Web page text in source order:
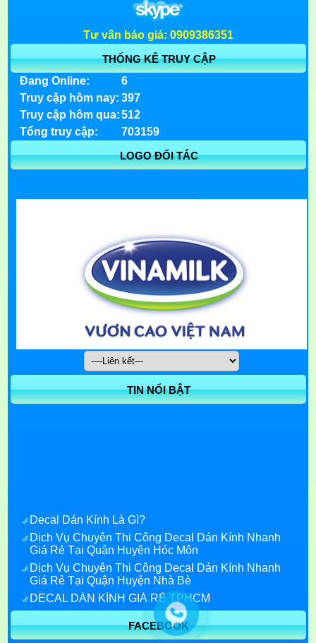
Tư vấn báo giá: 0909386351
THỐNG KÊ TRUY CẬP
Đang Online:
6
Truy cập hôm nay: 397
Truy cập hôm qua: 512
Tổng truy cập:
703159
LOGO ĐỐI TÁC
TIN NỔI BẬT
Decal Dán Kính Là Gì?
Dịch Vụ Chuyên Thi Công Decal Dán Kính Nhanh
Giá Rẻ Tại Quận Huyện Hóc Môn
Dịch Vụ Chuyên Thi Công Decal Dán Kính Nhanh
Giá Rẻ Tại Quận Huyện Nhà Bè
DECAL DÁN KÍNH GIÁ RẺ TPHCM
Decal Dán Kính Giá Rẻ quận 7
Decal dán kính quận 1FACEBOOK